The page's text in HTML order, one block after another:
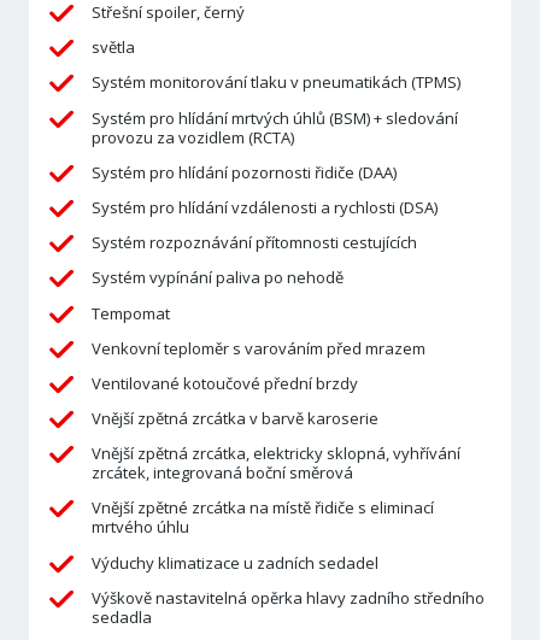
Střešní spoiler, černý
světla
Systém monitorování tlaku v pneumatikách (TPMS)
Systém pro hlídání mrtvých úhlů (BSM) + sledování
provozu za vozidlem (RCTA)
Systém pro hlídání pozornosti řidiče (DAA)
Systém pro hlídání vzdálenosti a rychlosti (DSA)
Systém rozpoznávání přítomnosti cestujících
Systém vypínání paliva po nehodě
Tempomat
Venkovní teploměr s varováním před mrazem
Ventilované kotoučové přední brzdy
Vnější zpětná zrcátka v barvě karoserie
Vnější zpětná zrcátka, elektricky sklopná, vyhřívání
zrcátek, integrovaná boční směrová
Vnější zpětné zrcátka na místě řidiče s eliminací
mrtvého úhlu
Výduchy klimatizace u zadních sedadel
Výškově nastavitelná opěrka hlavy zadního středního
sedadla